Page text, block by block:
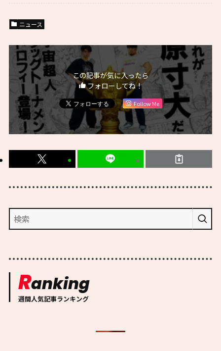
ニュース
この記事が気に入ったら
フォローしてね！
Follow Me
Ranking
週間人気記事ランキング